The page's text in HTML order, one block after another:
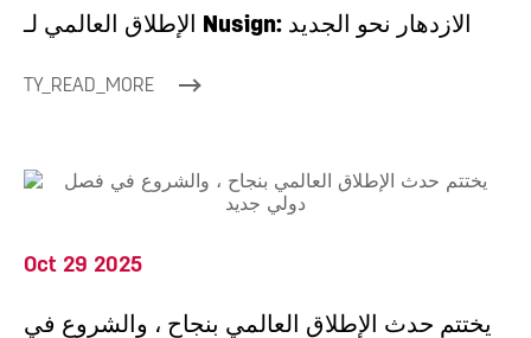
الإطلاق العالمي لـ Nusign: الازدهار نحو الجديد
TY_READ_MORE
Oct 29 2025
يختتم حدث الإطلاق العالمي بنجاح ، والشروع في